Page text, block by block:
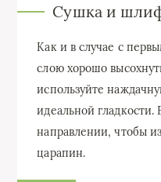
Сушка и
Как и в случае с
слою хорошо
используйте
идеальной
направлении, чтобы
царапин.